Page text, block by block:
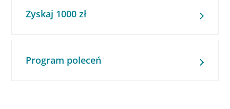
Zyskaj 1000 zł
Program poleceń